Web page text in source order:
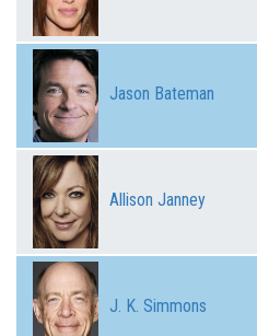
Jason Bateman
Allison Janney
J. K. Simmons